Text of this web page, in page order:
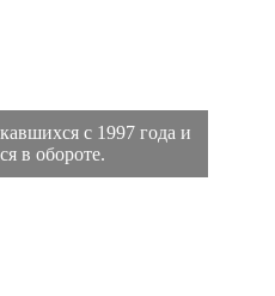
с 1997 года и
в обороте.